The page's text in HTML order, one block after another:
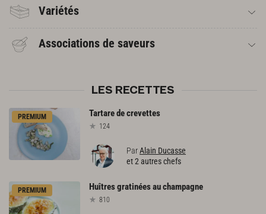
Variétés
Associations de saveurs
LES RECETTES
PREMIUM Tartaredecrevettes
124
ParAlain Ducasse
et 2 autres chefs
PREMIUM Huîtresgratinéesauchampagne
810